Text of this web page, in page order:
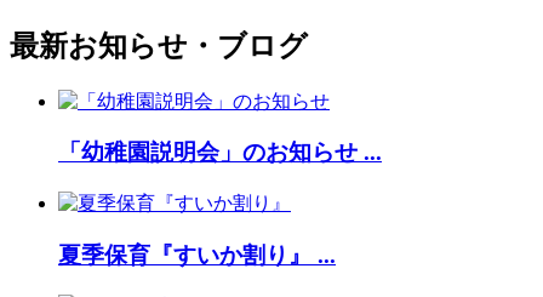
最新お知らせ・ブログ
「幼稚園説明会」のお知らせ ...
夏季保育『すいか割り』 ...